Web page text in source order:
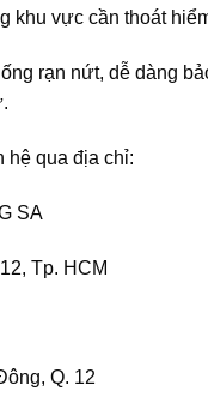
khu vực cần thoát
rạn nứt, dễ dàng
hệ qua địa chỉ:
SA
Tp. HCM
Q. 12